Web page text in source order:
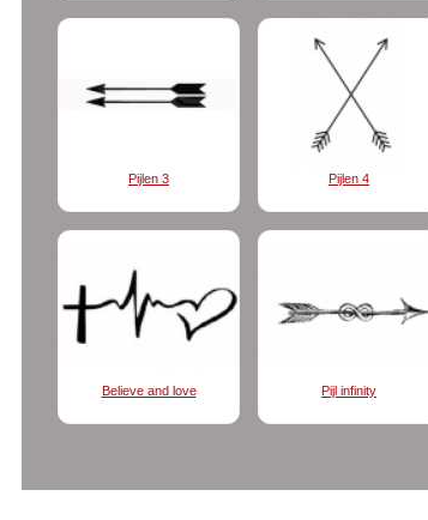
Pijlen 3 Pijlen 4
Believe and love Pijl infinity